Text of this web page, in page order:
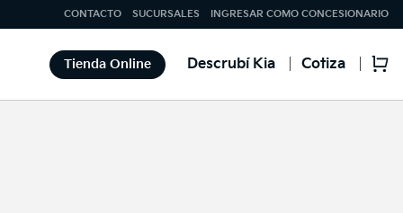
CONTACTO SUCURSALES INGRESAR COMO CONCESIONARIO
Tienda Online Descrubí Kia Cotiza